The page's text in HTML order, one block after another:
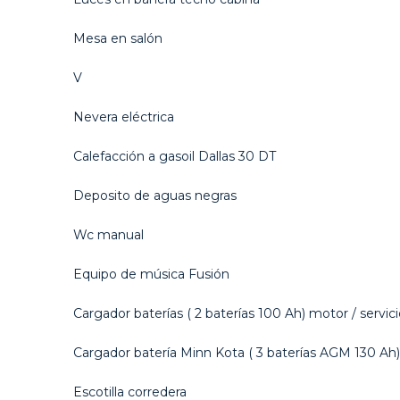
Mesa en salón
V
Nevera eléctrica
Calefacción a gasoil Dallas 30 DT
Deposito de aguas negras
Wc manual
Equipo de música Fusión
Cargador baterías ( 2 baterías 100 Ah) motor /
Cargador batería Minn Kota ( 3 baterías AGM 130 Ah)
Escotilla corredera